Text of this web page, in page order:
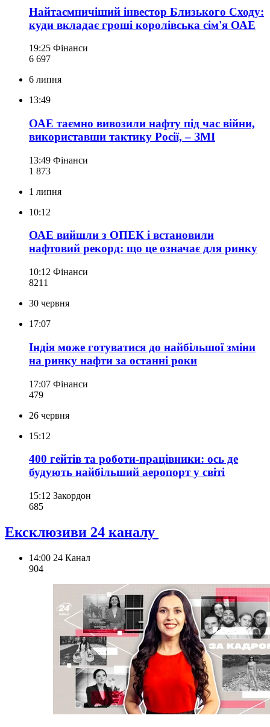
Найтаємничіший інвестор Близького Сходу:
куди вкладає гроші королівська сім'я ОАЕ
19:25 Фінанси
6 697
6 липня
13:49
ОАЕ таємно вивозили нафту під час війни,
використавши тактику Росії, – ЗМІ
13:49 Фінанси
1 873
1 липня
10:12
ОАЕ вийшли з ОПЕК і встановили
нафтовий рекорд: що це означає для ринку
10:12 Фінанси
821 1
30 червня
17:07
Індія може готуватися до найбільшої зміни
на ринку нафти за останні роки
17:07 Фінанси
479
26 червня
15:12
400 гейтів та роботи-працівники: ось де
будують найбільший аеропорт у світі
15:12 Закордон
685
Ексклюзиви 24 каналу
14:00 24 Канал
904